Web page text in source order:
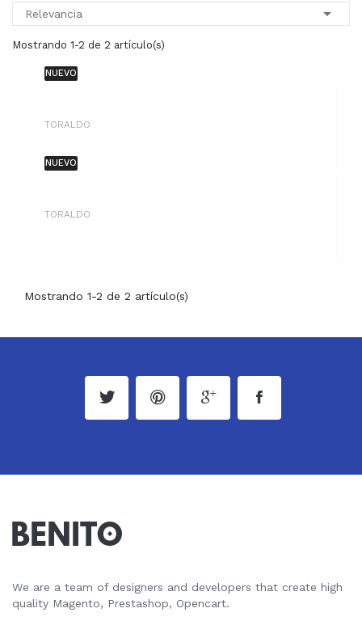
Relevancia 
Mostrando 1-2 de 2 artículo(s)
NUEVO
TORALDO
NUEVO
TORALDO
Mostrando 1-2 de 2 artículo(s)
We are a team of designers and developers that create high
quality Magento, Prestashop, Opencart.